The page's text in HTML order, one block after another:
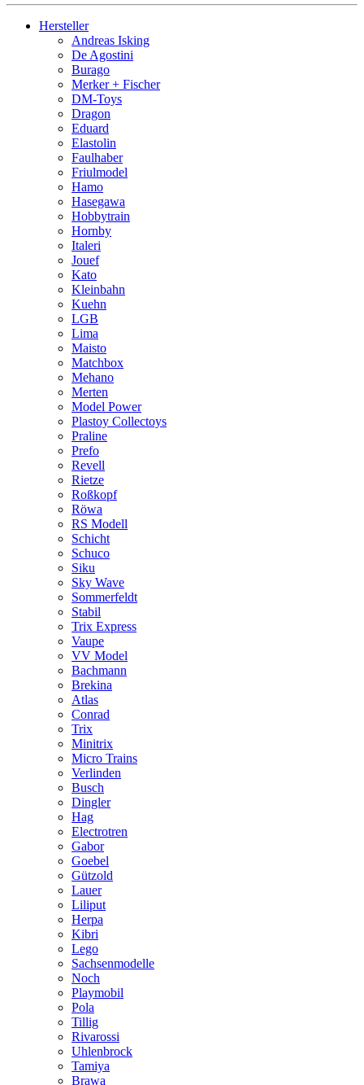
Hersteller
Andreas Isking
De Agostini
Burago
Merker + Fischer
DM-Toys
Dragon
Eduard
Elastolin
Faulhaber
Friulmodel
Hamo
Hasegawa
Hobbytrain
Hornby
Italeri
Jouef
Kato
Kleinbahn
Kuehn
LGB
Lima
Maisto
Matchbox
Mehano
Merten
Model Power
Plastoy Collectoys
Praline
Prefo
Revell
Rietze
Roßkopf
Röwa
RS Modell
Schicht
Schuco
Siku
Sky Wave
Sommerfeldt
Stabil
Trix Express
Vaupe
VV Model
Bachmann
Brekina
Atlas
Conrad
Trix
Minitrix
Micro Trains
Verlinden
Busch
Dingler
Hag
Electrotren
Gabor
Goebel
Gützold
Lauer
Liliput
Herpa
Kibri
Lego
Sachsenmodelle
Noch
Playmobil
Pola
Tillig
Rivarossi
Uhlenbrock
Tamiya
Brawa